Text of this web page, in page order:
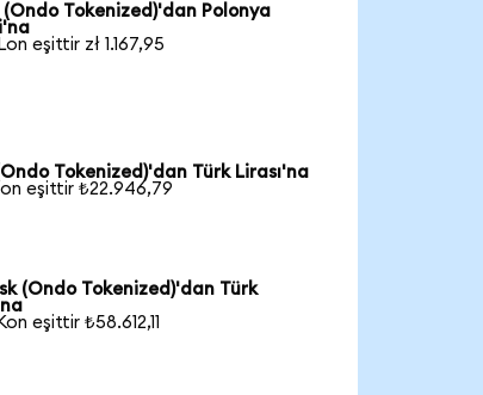
Tokenized)'dan Polonya
eşittir zł 1.167,95
Tokenized)'dan Türk Lirası'na
eşittir ₺22.946,79
(Ondo Tokenized)'dan Türk
eşittir ₺58.612,11